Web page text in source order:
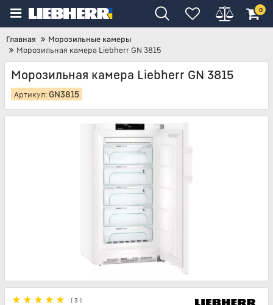
0
Главная
Морозильные камеры
Морозильная камера Liebherr GN 3815
Морозильная камера Liebherr GN 3815
Артикул: GN3815
( 3 )